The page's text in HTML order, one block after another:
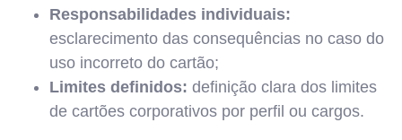
Responsabilidades individuais:
esclarecimento das consequências no caso do
uso incorreto do cartão;
Limites definidos: definição clara dos limites
de cartões corporativos por perfil ou cargos.